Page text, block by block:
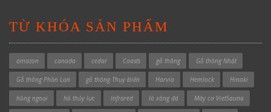
TỪ KHÓA SẢN PHẨM
amazon canada cedar Coasts gỗ thông Gỗ thông Nhật
Gỗ thông Phần Lan gỗ thông Thụy Điển Harvia Hemlock Hinoki
hồng ngoại hồ thủy lực Infrared lò xông đá Máy cơ VietSauna